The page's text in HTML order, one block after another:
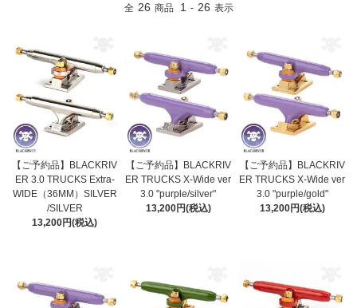
全 26 商品 1 - 26 表示
【ご予約品】BLACKRIV
ER 3.0 TRUCKS Extra-
WIDE（36MM）SILVER
/SILVER
13,200円(税込)
【ご予約品】BLACKRIV
ER TRUCKS X-Wide ver
3.0 "purple/silver"
13,200円(税込)
【ご予約品】BLACKRIV
ER TRUCKS X-Wide ver
3.0 "purple/gold"
13,200円(税込)